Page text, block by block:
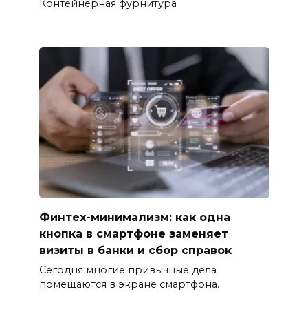
Контейнерная фурнитура
Финтех-минимализм: как одна
кнопка в смартфоне заменяет
визиты в банки и сбор справок
Сегодня многие привычные дела
помещаются в экране смартфона.